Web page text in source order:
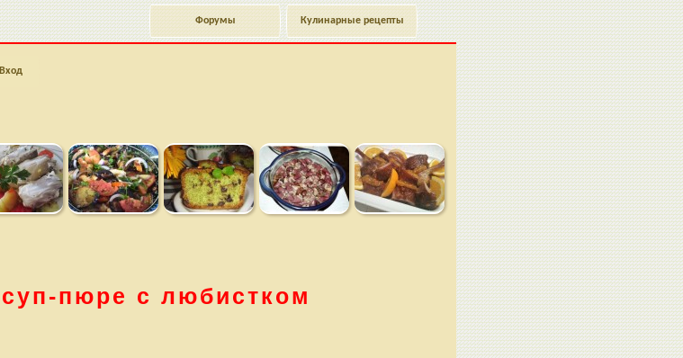
Кулинарные рецепты
Форумы
Вход
суп-пюре с любистком